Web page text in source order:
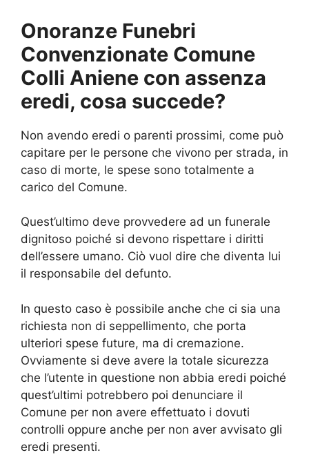
Onoranze Funebri
Convenzionate Comune
Colli Aniene con assenza
eredi, cosa succede?
Non avendo eredi o parenti prossimi, come può
capitare per le persone che vivono per strada, in
caso di morte, le spese sono totalmente a
carico del Comune.
Quest’ultimo deve provvedere ad un funerale
dignitoso poiché si devono rispettare i diritti
dell’essere umano. Ciò vuol dire che diventa lui
il responsabile del defunto.
In questo caso è possibile anche che ci sia una
richiesta non di seppellimento, che porta
ulteriori spese future, ma di cremazione.
Ovviamente si deve avere la totale sicurezza
che l’utente in questione non abbia eredi poiché
quest’ultimi potrebbero poi denunciare il
Comune per non avere effettuato i dovuti
controlli oppure anche per non aver avvisato gli
eredi presenti.